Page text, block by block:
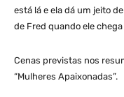
está lá e ela dá um jeito
de Fred quando ele
Cenas previstas nos
“Mulheres Apaixonadas”.